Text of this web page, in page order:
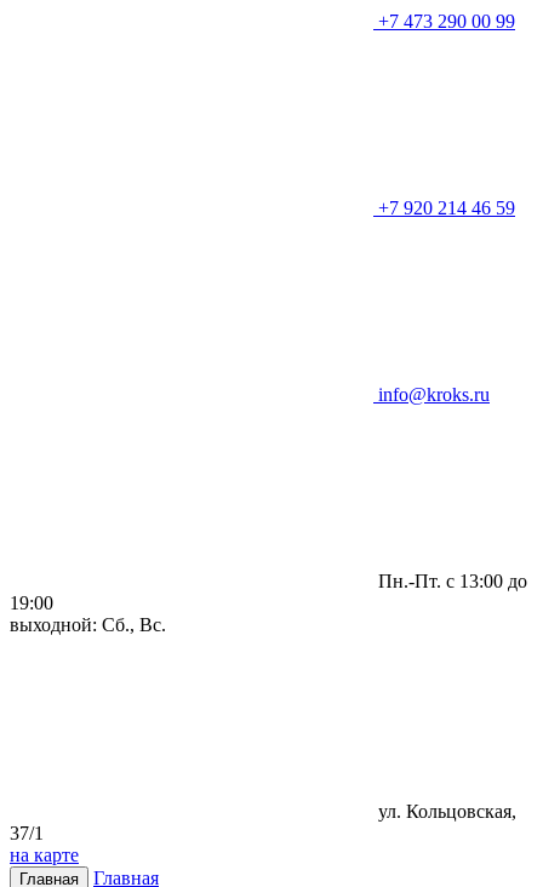
+7 473 290 00 99
+7 920 214 46 59
info@kroks.ru
Пн.-Пт. с 13:00 до
19:00
выходной: Сб., Вс.
ул. Кольцовская,
37/1
на карте
Главная Главная